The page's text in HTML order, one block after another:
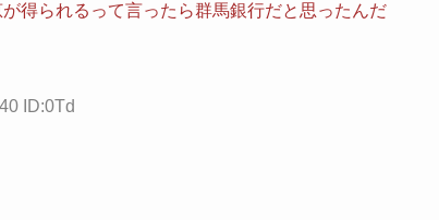
得られるって言ったら群馬銀行だと思ったんだ
ID:0Td